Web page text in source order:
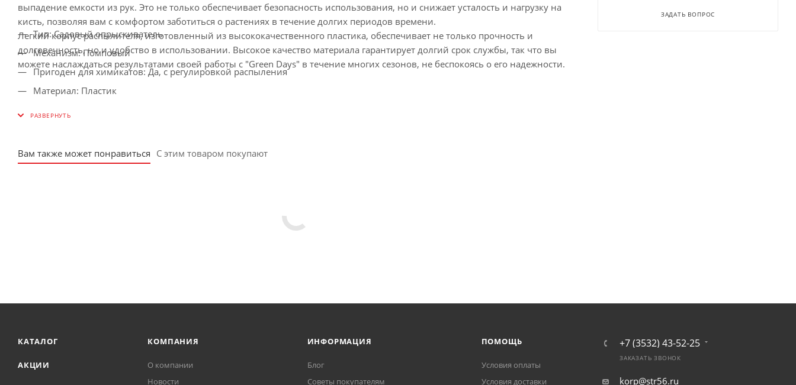
выпадение емкости из рук. Это не только обеспечивает безопасность использования, но и снижает усталость и нагрузку на
кисть, позволяя вам с комфортом заботиться о растениях в течение долгих периодов времени.
Легкий корпус распылителя, изготовленный из высококачественного пластика, обеспечивает не только прочность и
долговечность, но и удобство в использовании. Высокое качество материала гарантирует долгий срок службы, так что вы
можете наслаждаться результатами своей работы с "Green Days" в течение многих сезонов, не беспокоясь о его надежности.
Тип: Садовый опрыскиватель
Механизм: Помповый
Пригоден для химикатов: Да, с регулировкой распыления
Материал: Пластик
Вам также может понравиться С этим товаром покупают
ЗАДАТЬ ВОПРОС
КАТАЛОГ
АКЦИИ
КОМПАНИЯ
О компании
Новости
ИНФОРМАЦИЯ
Блог
Советы покупателям
ПОМОЩЬ
Условия оплаты
Условия доставки
+7 (3532) 43-52-25
ЗАКАЗАТЬ ЗВОНОК
korp@str56.ru